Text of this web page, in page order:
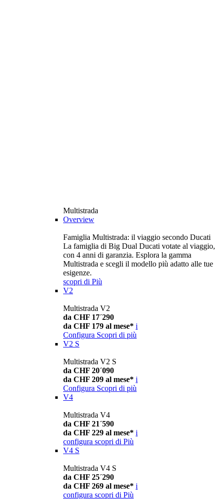
Multistrada
Overview
Famiglia Multistrada: il viaggio secondo Ducati
La famiglia di Big Dual Ducati votate al viaggio,
con 4 anni di garanzia. Esplora la gamma
Multistrada e scegli il modello più adatto alle tue
esigenze.
scopri di Più
V2
Multistrada V2
da CHF 17´290
da CHF 179 al mese* i
Configura Scopri di più
V2 S
Multistrada V2 S
da CHF 20´090
da CHF 209 al mese* i
Configura Scopri di più
V4
Multistrada V4
da CHF 21´590
da CHF 229 al mese* i
configura scopri di Più
V4 S
Multistrada V4 S
da CHF 25´290
da CHF 269 al mese* i
configura scopri di Più